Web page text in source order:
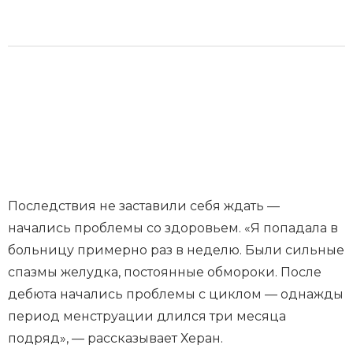
Последствия не заставили себя ждать —
начались проблемы со здоровьем. «Я попадала в
больницу примерно раз в неделю. Были сильные
спазмы желудка, постоянные обмороки. После
дебюта начались проблемы с циклом — однажды
период менструации длился три месяца
подряд», — рассказывает Херан.